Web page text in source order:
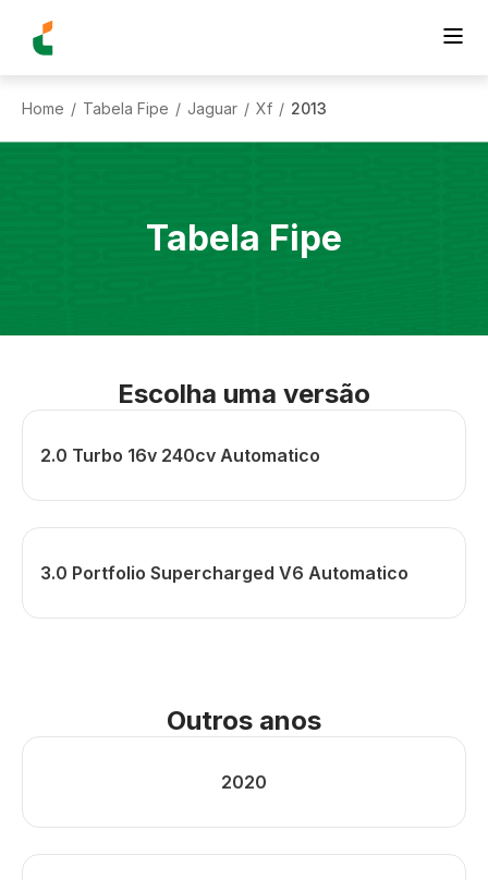
Home / Tabela Fipe / Jaguar / Xf / 2013
Tabela Fipe
Escolha uma versão
2.0 Turbo 16v 240cv Automatico
3.0 Portfolio Supercharged V6 Automatico
Outros anos
2020